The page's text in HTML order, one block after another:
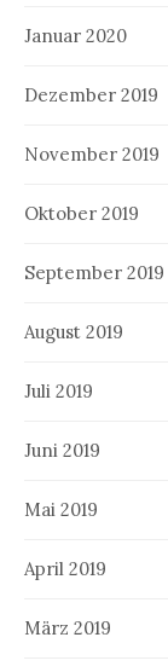
Januar 2020
Dezember 2019
November 2019
Oktober 2019
September 2019
August 2019
Juli 2019
Juni 2019
Mai 2019
April 2019
März 2019